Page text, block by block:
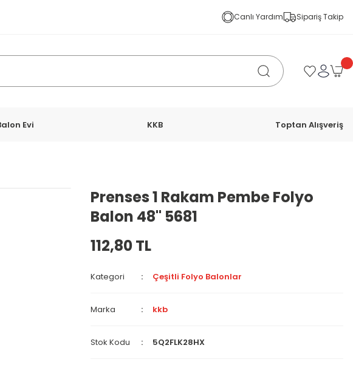
Canlı Yardım Sipariş Takip
Evi KKB Toptan Alışveriş
Prenses 1 Rakam Pembe Folyo
Balon 48'' 5681
112,80 TL
Kategori Çeşitli Folyo Balonlar
Marka kkb
Stok Kodu 5Q2FLK28HX